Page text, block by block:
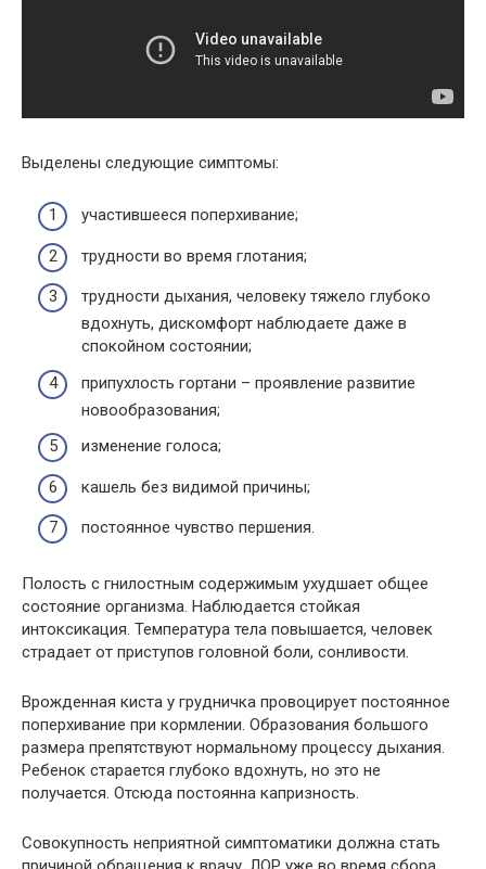
Выделены следующие симптомы:
участившееся поперхивание;
трудности во время глотания;
трудности дыхания, человеку тяжело глубоко
вдохнуть, дискомфорт наблюдаете даже в
спокойном состоянии;
припухлость гортани – проявление развитие
новообразования;
изменение голоса;
кашель без видимой причины;
постоянное чувство першения.
Полость с гнилостным содержимым ухудшает общее
состояние организма. Наблюдается стойкая
интоксикация. Температура тела повышается, человек
страдает от приступов головной боли, сонливости.
Врожденная киста у грудничка провоцирует постоянное
поперхивание при кормлении. Образования большого
размера препятствуют нормальному процессу дыхания.
Ребенок старается глубоко вдохнуть, но это не
получается. Отсюда постоянна капризность.
Совокупность неприятной симптоматики должна стать